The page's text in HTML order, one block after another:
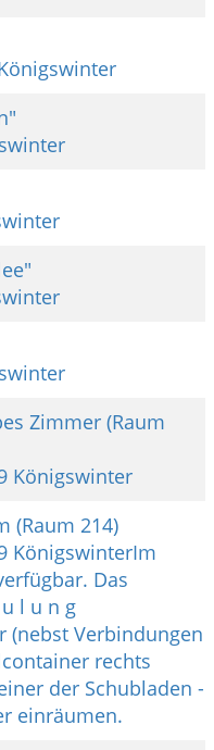
Zimmer (Raum
Königswinter
(Raum 214)
KönigswinterIm
Das
l u n g
(nebst Verbindungen
rechts
der Schubladen -
einräumen.